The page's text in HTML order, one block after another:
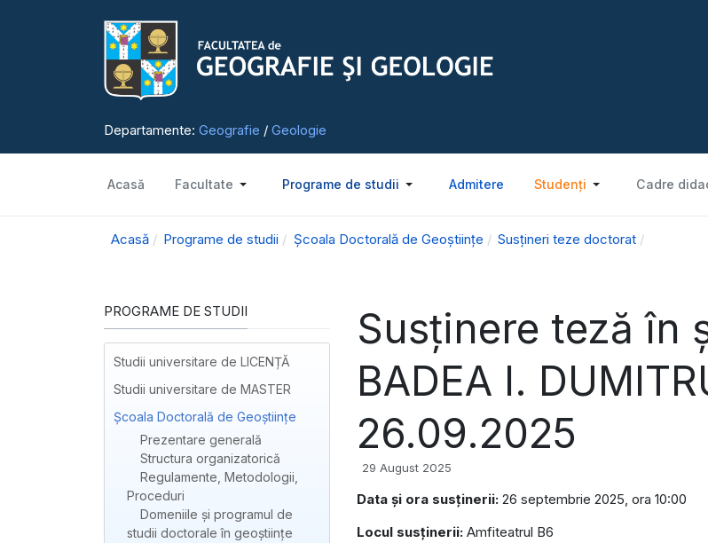
Departamente: Geografie / Geologie
Acasă Facultate Programe de studii Admitere Studenți Cadre
Acasă Programe de studii Școala Doctorală de Geoștiințe Susțineri teze doctorat
Susținere teză în
BADEA I.
26.09.2025
29 August 2025
Data și ora susținerii: 26 septembrie 2025, ora 10:00
Locul susținerii: Amfiteatrul B6
PROGRAME DE STUDII
Studii universitare de LICENȚĂ
Studii universitare de MASTER
Școala Doctorală de Geoștiințe
Prezentare generală
Structura organizatorică
Regulamente, Metodologii,
Proceduri
Domeniile și programul de
studii doctorale în geoștiințe